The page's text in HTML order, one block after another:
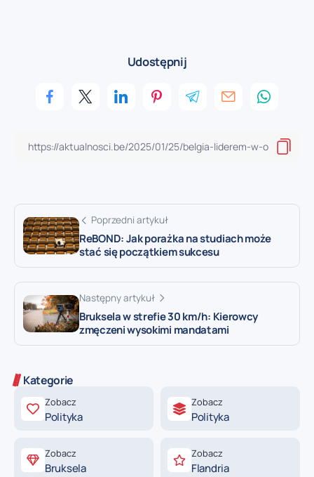
Udostępnij
Poprzedni artykuł
ReBOND: Jak porażka na studiach może
stać się początkiem sukcesu
Następny artykuł
Bruksela w strefie 30 km/h: Kierowcy
zmęczeni wysokimi mandatami
Kategorie
Zobacz
Polityka
Zobacz
Polityka
Zobacz
Bruksela
Zobacz
Flandria